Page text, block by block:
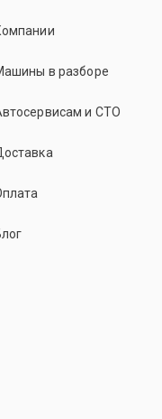
в разборе
и СТО